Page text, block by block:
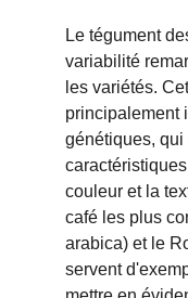
Le tégument
variabilité
les variétés.
principalement
génétiques,
couleur et la
café les plus
arabica) et le
servent